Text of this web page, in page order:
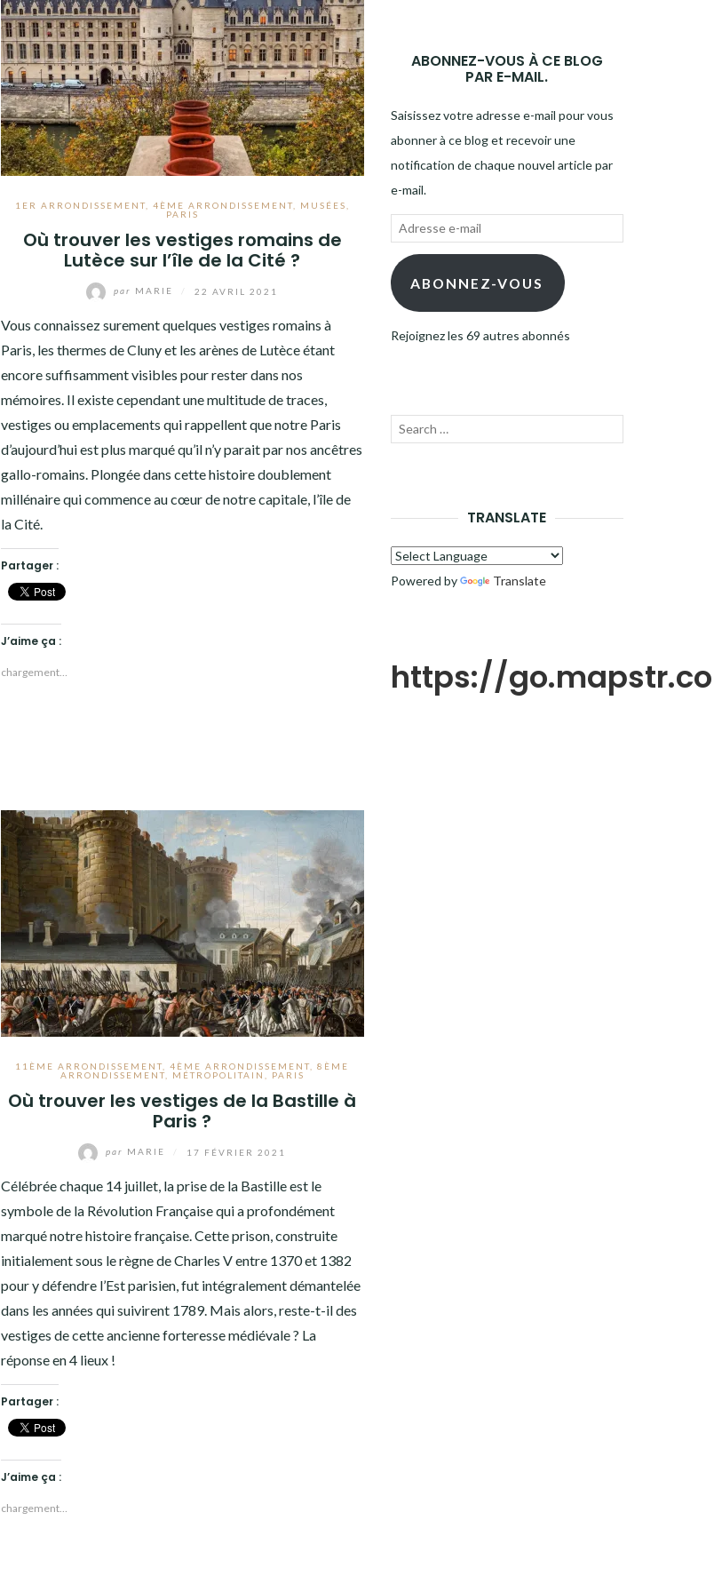
1ER ARRONDISSEMENT, 4ÈME ARRONDISSEMENT, MUSÉES
PARIS
Où trouver les vestiges romains de
Lutèce sur l’île de la Cité ?
par MARIE 22 AVRIL 2021
Vous connaissez surement quelques vestiges romains à
Paris, les thermes de Cluny et les arènes de Lutèce étant
encore suffisamment visibles pour rester dans nos
mémoires. Il existe cependant une multitude de traces,
vestiges ou emplacements qui rappellent que notre Paris
d’aujourd’hui est plus marqué qu’il n’y parait par nos ancêtres
gallo-romains. Plongée dans cette histoire doublement
millénaire qui commence au cœur de notre capitale, l’île de
la Cité.
Partager :
J’aime ça :
chargement…
11ÈME ARRONDISSEMENT ,4ÈME ARRONDISSEMENT ,8ÈME
ARRONDISSEMENT, MÉTROPOLITAIN PARIS
Où trouver les vestiges de la Bastille à
Paris ?
par MARIE 17 FÉVRIER 2021
Célébrée chaque 14 juillet, la prise de la Bastille est le
symbole de la Révolution Française qui a profondément
marqué notre histoire française. Cette prison, construite
initialement sous le règne de Charles V entre 1370 et 1382
pour y défendre l’Est parisien, fut intégralement démantelée
dans les années qui suivirent 1789. Mais alors, reste-t-il des
vestiges de cette ancienne forteresse médiévale ? La
réponse en 4 lieux !
Partager :
J’aime ça :
chargement…
ABONNEZ-VOUS À CE BLOG
PAR E-MAIL.
Saisissez votre adresse e-mail pour vous
abonner à ce blog et recevoir une
notification de chaque nouvel article par
e-mail.
Adresse
mail ABONNEZ-VOUS
Rejoignez les 69 autres abonnés
Recherche
TRANSLATE
Powered by Translate
https://